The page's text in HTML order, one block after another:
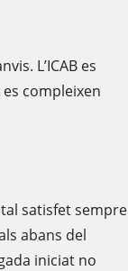
L’ICAB es
compleixen
satisfet sempre
abans del
iniciat no